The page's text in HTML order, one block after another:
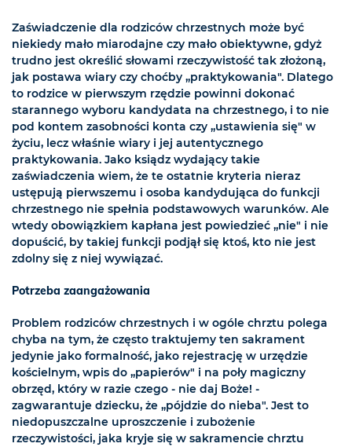
Zaświadczenie dla rodziców chrzestnych może być
niekiedy mało miarodajne czy mało obiektywne, gdyż
trudno jest określić słowami rzeczywistość tak złożoną,
jak postawa wiary czy choćby „praktykowania". Dlatego
to rodzice w pierwszym rzędzie powinni dokonać
starannego wyboru kandydata na chrzestnego, i to nie
pod kontem zasobności konta czy „ustawienia się" w
życiu, lecz właśnie wiary i jej autentycznego
praktykowania. Jako ksiądz wydający takie
zaświadczenia wiem, że te ostatnie kryteria nieraz
ustępują pierwszemu i osoba kandydująca do funkcji
chrzestnego nie spełnia podstawowych warunków. Ale
wtedy obowiązkiem kapłana jest powiedzieć „nie" i nie
dopuścić, by takiej funkcji podjął się ktoś, kto nie jest
zdolny się z niej wywiązać.
Potrzeba zaangażowania
Problem rodziców chrzestnych i w ogóle chrztu polega
chyba na tym, że często traktujemy ten sakrament
jedynie jako formalność, jako rejestrację w urzędzie
kościelnym, wpis do „papierów" i na poły magiczny
obrzęd, który w razie czego - nie daj Boże! -
zagwarantuje dziecku, że „pójdzie do nieba". Jest to
niedopuszczalne uproszczenie i zubożenie
rzeczywistości, jaka kryje się w sakramencie chrztu